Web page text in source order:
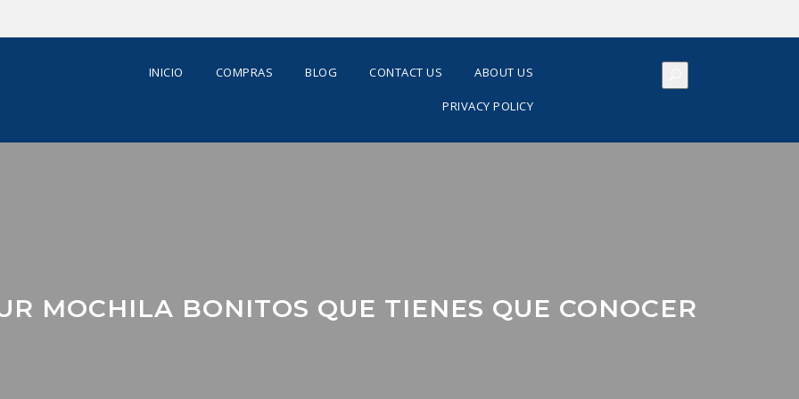
INICIO COMPRAS BLOG CONTACT US ABOUT US
PRIVACY POLICY
MOCHILA BONITOS QUE TIENES QUE CONOCER